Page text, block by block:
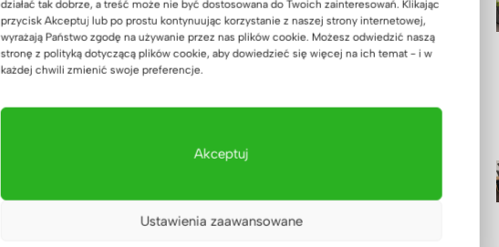
działać tak dobrze, a treść może nie być dostosowana do Twoich zainteresowań. Klikając
przycisk Akceptuj lub po prostu kontynuując korzystanie z naszej strony internetowej,
wyrażają Państwo zgodę na używanie przez nas plików cookie. Możesz odwiedzić naszą
stronę z polityką dotyczącą plików cookie, aby dowiedzieć się więcej na ich temat - i w
każdej chwili zmienić swoje preferencje.
Akceptuj
Ustawienia zaawansowane